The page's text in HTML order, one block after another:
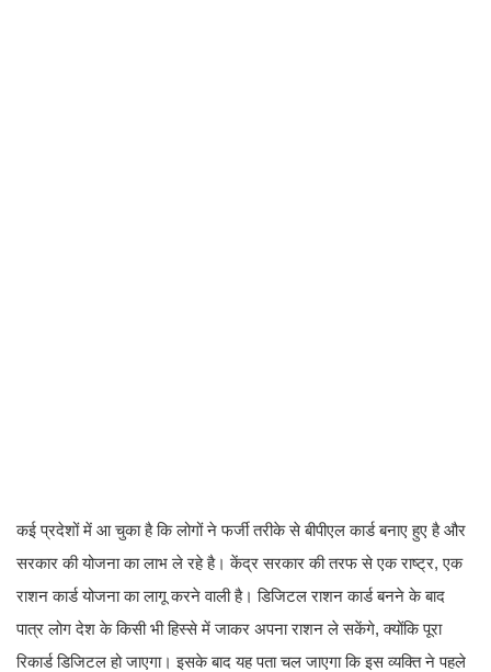
कई प्रदेशों में आ चुका है कि लोगों ने फर्जी तरीके से बीपीएल कार्ड बनाए हुए है और
सरकार की योजना का लाभ ले रहे है। केंद्र सरकार की तरफ से एक राष्ट्र, एक
राशन कार्ड योजना का लागू करने वाली है। डिजिटल राशन कार्ड बनने के बाद
पात्र लोग देश के किसी भी हिस्से में जाकर अपना राशन ले सकेंगे, क्योंकि पूरा
रिकार्ड डिजिटल हो जाएगा। इसके बाद यह पता चल जाएगा कि इस व्यक्ति ने पहले